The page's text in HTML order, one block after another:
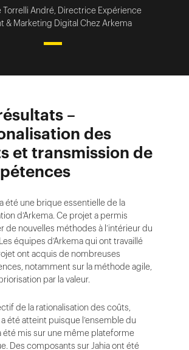
Torrelli André, Directrice Expérience
& Marketing Digital Chez Arkema
–
des
et transmission de
été une brique essentielle de la
d’Arkema. Ce projet a permis
de nouvelles méthodes à l’intérieur du
équipes d’Arkema qui ont travaillé
ont acquis de nombreuses
notamment sur la méthode agile,
par la valeur.
de la rationalisation des coûts,
a été atteint puisque l’ensemble du
été mis sur une même plateforme
Des composants sur Jahia ont été